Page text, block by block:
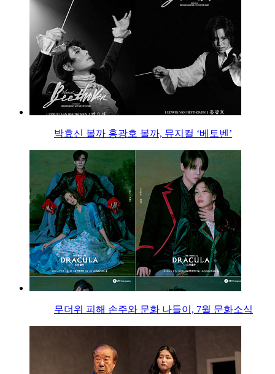
박효신 볼까 홍광호 볼까, 뮤지컬 ‘베토벤’
무더위 피해 손주와 문화 나들이, 7월 문화소식